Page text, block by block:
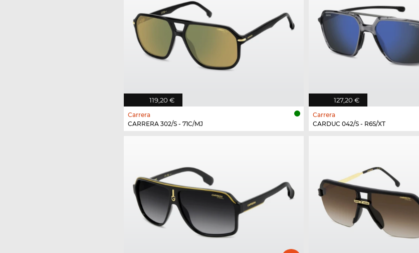
119,20 €
Carrera
CARRERA 302/S - 71C/MJ
127,20 €
Carrera
CARDUC 042/S - R6S/XT